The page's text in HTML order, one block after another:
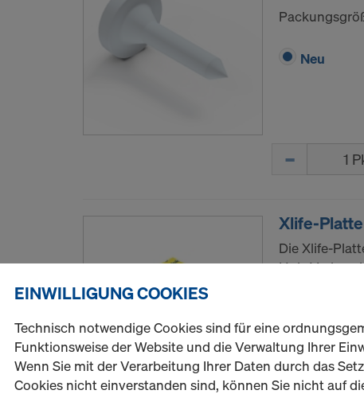
Neu
Xlife-
Die Xlife-
Holz-
Variante
Neu
EINWILLIGUNG COOKIES
Technisch notwendige Cookies sind für eine
Funktionsweise der Website und die Verwaltung Ihrer
Wenn Sie mit der Verarbeitung Ihrer Daten durch das
Cookies nicht einverstanden sind, können Sie nicht auf